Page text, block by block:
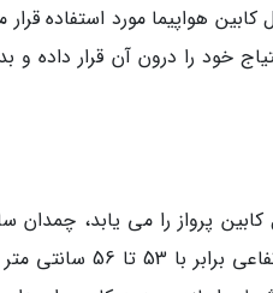
هواپیما مورد استفاده
خود را درون آن قرار داده و
کابین پرواز را می یابد،